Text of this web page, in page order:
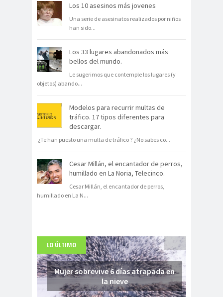
Los 10 asesinos más jovenes
Una serie de asesinatos realizados por niños
han sido...
Los 33 lugares abandonados más
bellos del mundo.
Le sugerimos que contemple los lugares (y
objetos) abando...
Modelos para recurrir multas de
tráfico. 17 tipos diferentes para
descargar.
¿Te han puesto una multa de tráfico ? ¿No sabes co...
Cesar Millán, el encantador de perros,
humillado en La Noria, Telecinco.
Cesar Millán, el encantador de perros,
humillado en La N...
LO ÚLTIMO
Mujer sobrevive 6 días atrapada en
la nieve